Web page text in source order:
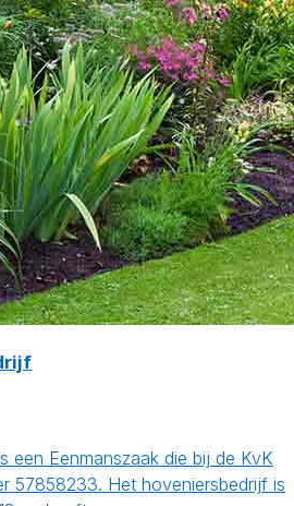
een Eenmanszaak die bij de KvK
57858233. Het hoveniersbedrijf is